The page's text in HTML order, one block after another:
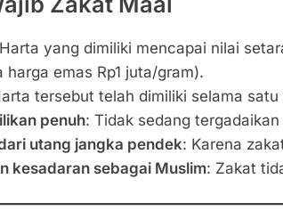
yang dimiliki mencapai nilai
harga emas Rp1 juta/gram).
tersebut telah dimiliki selama
penuh: Tidak sedang
utang jangka pendek: Karena
kesadaran sebagai Muslim: Zakat